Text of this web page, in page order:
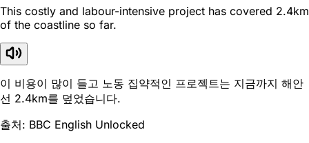
This costly and labour-intensive project has covered 2.4km
of the coastline so far.
이 비용이 많이 들고 노동 집약적인 프로젝트는 지금까지 해안
선 2.4km를 덮었습니다.
출처: BBC English Unlocked